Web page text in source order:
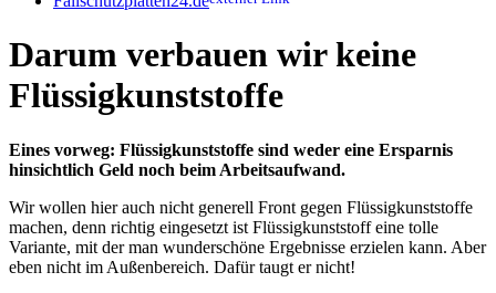
Darum verbauen wir keine
Flüssigkunststoffe
Eines vorweg: Flüssigkunststoffe sind weder eine Ersparnis
hinsichtlich Geld noch beim Arbeitsaufwand.
Wir wollen hier auch nicht generell Front gegen Flüssigkunststoffe
machen, denn richtig eingesetzt ist Flüssigkunststoff eine tolle
Variante, mit der man wunderschöne Ergebnisse erzielen kann. Aber
eben nicht im Außenbereich. Dafür taugt er nicht!